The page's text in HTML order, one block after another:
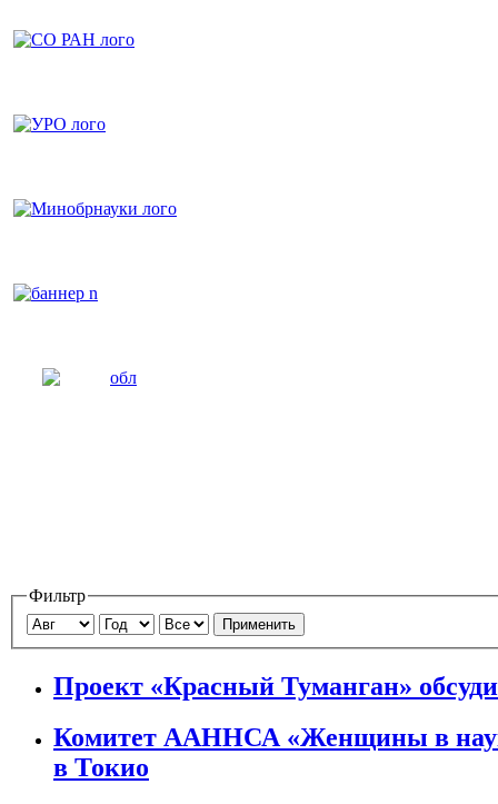
Фильтр
Применить
Проект «Красный Туманган»
Комитет ААННСА «Женщины в
в Токио